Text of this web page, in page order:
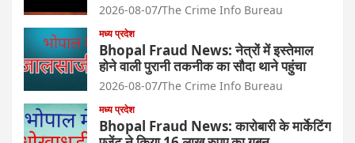
2026-08-07 The Crime Info Bureau
मध्य प्रदेश
Bhopal Fraud News: नेत्रों में इस्तेमाल
होने वाली पुरानी तकनीक का सौदा थाने पहुंचा
2026-08-07 The Crime Info Bureau
मध्य प्रदेश
Bhopal Fraud News: कारोबारी के मार्केटिंग